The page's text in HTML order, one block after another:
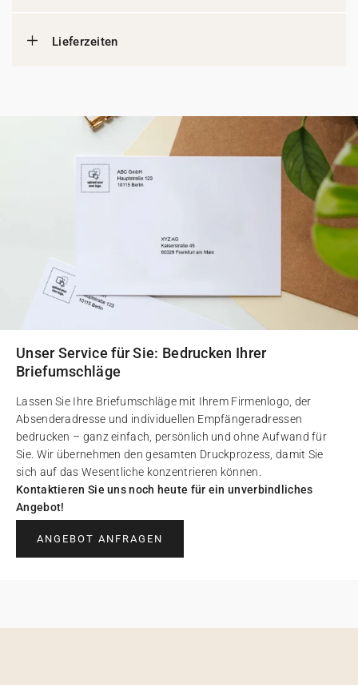
Lieferzeiten
Unser Service für Sie: Bedrucken Ihrer
Briefumschläge
Lassen Sie Ihre Briefumschläge mit Ihrem Firmenlogo, der
Absenderadresse und individuellen Empfängeradressen
bedrucken – ganz einfach, persönlich und ohne Aufwand für
Sie. Wir übernehmen den gesamten Druckprozess, damit Sie
sich auf das Wesentliche konzentrieren können.
Kontaktieren Sie uns noch heute für ein unverbindliches
Angebot!
ANGEBOT ANFRAGEN